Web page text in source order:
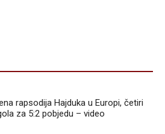
rapsodija Hajduka u Europi, četiri
za 5:2 pobjedu – video